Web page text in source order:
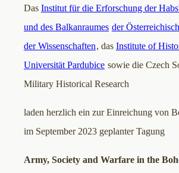
Das Institut für die Erforschung der
und des Balkanraumes der
der Wissenschaften, das Institute of
Universität Pardubice sowie die Czech
Military Historical Research
laden herzlich ein zur Einreichung von
im September 2023 geplanter Tagung
Army, Society and Warfare in the